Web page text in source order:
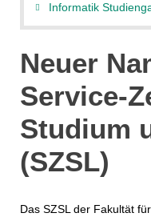
Informatik
Neuer
Service-
Studium
(SZSL)
Das SZSL der Fakultät